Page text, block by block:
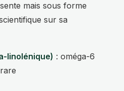
mais sous forme
sur sa
linolénique) : oméga-6